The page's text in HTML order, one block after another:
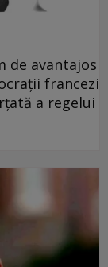
de avantajos
francezi
a regelui